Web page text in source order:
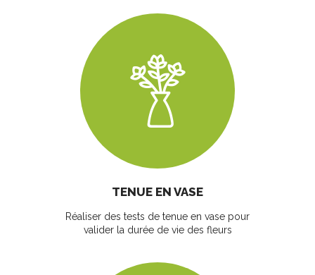
TENUE EN VASE
Réaliser des tests de tenue en vase pour
valider la durée de vie des fleurs